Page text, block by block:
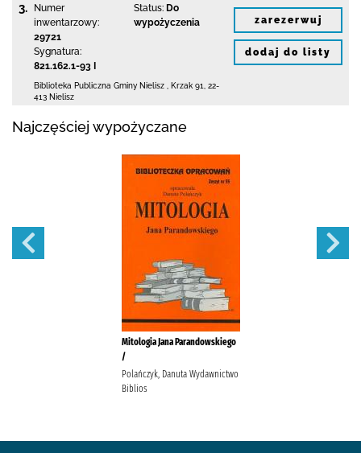
3.
Numer
inwentarzowy:
29721
Sygnatura:
821.162.1-93 I
Status: Do
wypożyczenia
Biblioteka Publiczna Gminy Nielisz Krzak 91
22-
413 Nielisz
zarezerwuj
dodaj do listy
Najczęściej wypożyczane
Mitologia Jana Parandowskiego
/
Polańczyk, Danuta Wydawnictwo
Biblios